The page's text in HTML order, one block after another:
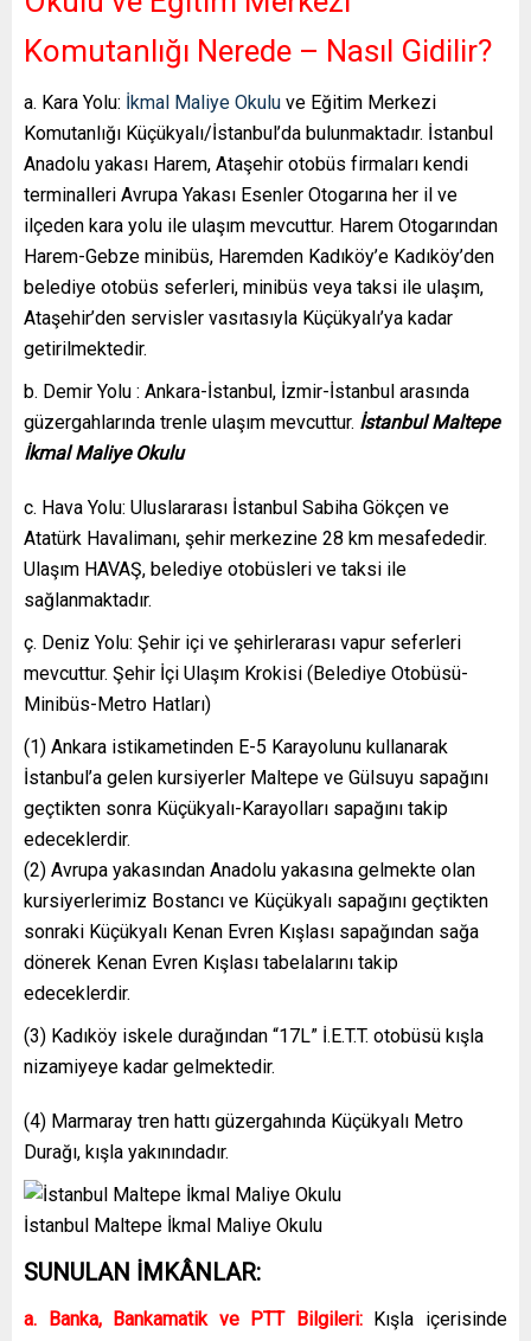
Komutanlığı Nerede – Nasıl Gidilir?
a. Kara Yolu: İkmal Maliye Okulu ve Eğitim Merkezi
Komutanlığı Küçükyalı/İstanbul’da bulunmaktadır. İstanbul
Anadolu yakası Harem, Ataşehir otobüs firmaları kendi
terminalleri Avrupa Yakası Esenler Otogarına her il ve
ilçeden kara yolu ile ulaşım mevcuttur. Harem Otogarından
Harem-Gebze minibüs, Haremden Kadıköy’e Kadıköy’den
belediye otobüs seferleri, minibüs veya taksi ile ulaşım,
Ataşehir’den servisler vasıtasıyla Küçükyalı’ya kadar
getirilmektedir.
b. Demir Yolu : Ankara-İstanbul, İzmir-İstanbul arasında
güzergahlarında trenle ulaşım mevcuttur. İstanbul Maltepe
İkmal Maliye Okulu
c. Hava Yolu: Uluslararası İstanbul Sabiha Gökçen ve
Atatürk Havalimanı, şehir merkezine 28 km mesafededir.
Ulaşım HAVAŞ, belediye otobüsleri ve taksi ile
sağlanmaktadır.
ç. Deniz Yolu: Şehir içi ve şehirlerarası vapur seferleri
mevcuttur. Şehir İçi Ulaşım Krokisi (Belediye Otobüsü-
Minibüs-Metro Hatları)
(1) Ankara istikametinden E-5 Karayolunu kullanarak
İstanbul’a gelen kursiyerler Maltepe ve Gülsuyu sapağını
geçtikten sonra Küçükyalı-Karayolları sapağını takip
edeceklerdir.
(2) Avrupa yakasından Anadolu yakasına gelmekte olan
kursiyerlerimiz Bostancı ve Küçükyalı sapağını geçtikten
sonraki Küçükyalı Kenan Evren Kışlası sapağından sağa
dönerek Kenan Evren Kışlası tabelalarını takip
edeceklerdir.
(3) Kadıköy iskele durağından “17L” İ.E.T.T. otobüsü kışla
nizamiyeye kadar gelmektedir.
(4) Marmaray tren hattı güzergahında Küçükyalı Metro
Durağı, kışla yakınındadır.
İstanbul Maltepe İkmal Maliye Okulu
SUNULAN İMKÂNLAR:
a. Banka, Bankamatik ve PTT Bilgileri:Kışla içerisinde